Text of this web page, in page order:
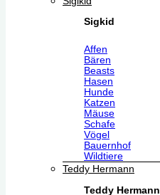
Sigkid
Affen
Bären
Beasts
Hasen
Hunde
Katzen
Mäuse
Schafe
Vögel
Bauernhof
Wildtiere
Teddy Hermann
Teddy Hermann